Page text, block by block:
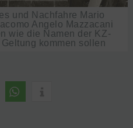
und Nachfahre Mario
Angelo Mazzacani
wie die Namen der KZ-
kommen sollen